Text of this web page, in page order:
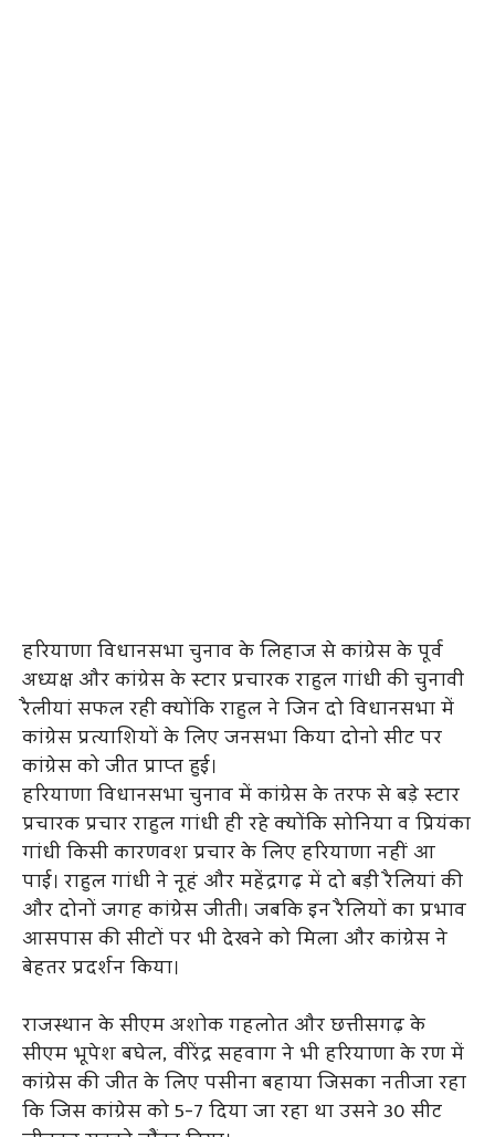
हरियाणा विधानसभा चुनाव के लिहाज से कांग्रेस के पूर्व
अध्यक्ष और कांग्रेस के स्टार प्रचारक राहुल गांधी की चुनावी
रैलीयां सफल रही क्योंकि राहुल ने जिन दो विधानसभा में
कांग्रेस प्रत्याशियों के लिए जनसभा किया दोनो सीट पर
कांग्रेस को जीत प्राप्त हुई।
हरियाणा विधानसभा चुनाव में कांग्रेस के तरफ से बड़े स्टार
प्रचारक प्रचार राहुल गांधी ही रहे क्योंकि सोनिया व प्रियंका
गांधी किसी कारणवश प्रचार के लिए हरियाणा नहीं आ
पाई। राहुल गांधी ने नूहं और महेंद्रगढ़ में दो बड़ी रैलियां की
और दोनों जगह कांग्रेस जीती। जबकि इन रैलियों का प्रभाव
आसपास की सीटों पर भी देखने को मिला और कांग्रेस ने
बेहतर प्रदर्शन किया।
राजस्थान के सीएम अशोक गहलोत और छत्तीसगढ़ के
सीएम भूपेश बघेल, वीरेंद्र सहवाग ने भी हरियाणा के रण में
कांग्रेस की जीत के लिए पसीना बहाया जिसका नतीजा रहा
कि जिस कांग्रेस को 5-7 दिया जा रहा था उसने 30 सीट